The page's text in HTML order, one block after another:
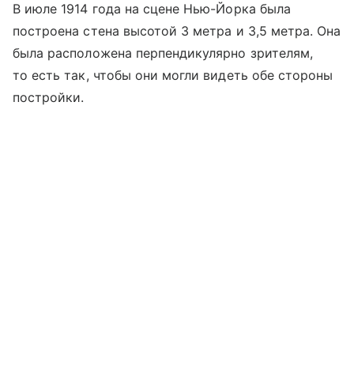
В июле 1914 года на сцене Нью-Йорка была
построена стена высотой 3 метра и 3,5 метра. Она
была расположена перпендикулярно зрителям,
то есть так, чтобы они могли видеть обе стороны
постройки.